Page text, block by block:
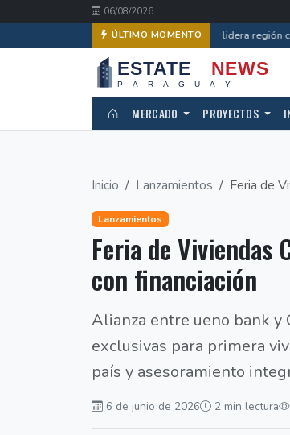
06/08/2026
ÚLTIMO MOMENTOParaguay lidera región
MERCADO PROYECTOS
Inicio Lanzamientos Feria de
Lanzamientos
Feria de Viviendas
con financiación
Alianza entre ueno bank y
exclusivas para primera
país y asesoramiento
6 de junio de 2026 2 min lectura